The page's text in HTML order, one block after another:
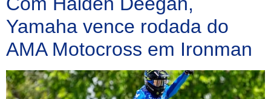
Yamaha vence rodada do
AMA Motocross em Ironman